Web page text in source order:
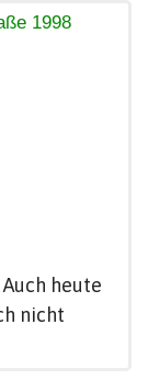
1998
heute
nicht